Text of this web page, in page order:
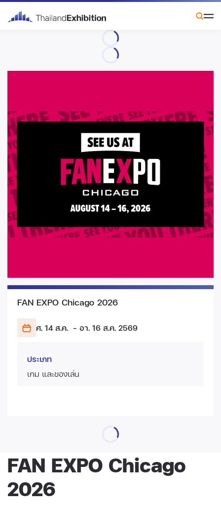
FAN EXPO Chicago 2026
ศ. 14 ส.ค. - อา. 16 ส.ค. 2569
ประเภท
เกม และของเล่น
FAN EXPO Chicago
2026